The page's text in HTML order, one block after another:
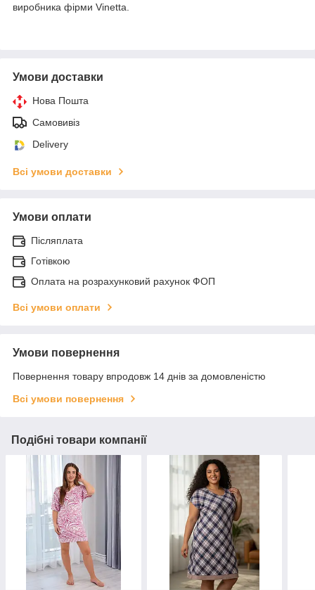
виробника фірми Vinetta.
Умови доставки
Нова Пошта
Самовивіз
Delivery
Всі умови доставки
Умови оплати
Післяплата
Готівкою
Оплата на розрахунковий рахунок ФОП
Всі умови оплати
Умови повернення
Повернення товару впродовж 14 днів за домовленістю
Всі умови повернення
Подібні товари компанії